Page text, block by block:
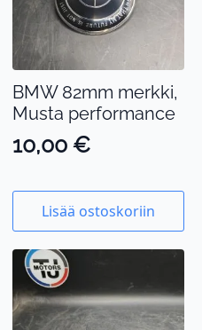
BMW 82mm merkki,
Musta performance
10,00 €
Lisää ostoskoriin